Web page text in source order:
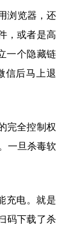
浏览器，还
，或者是高
一个隐藏链
信后马上退
完全控制权
一旦杀毒软
充电。就是
码下载了杀